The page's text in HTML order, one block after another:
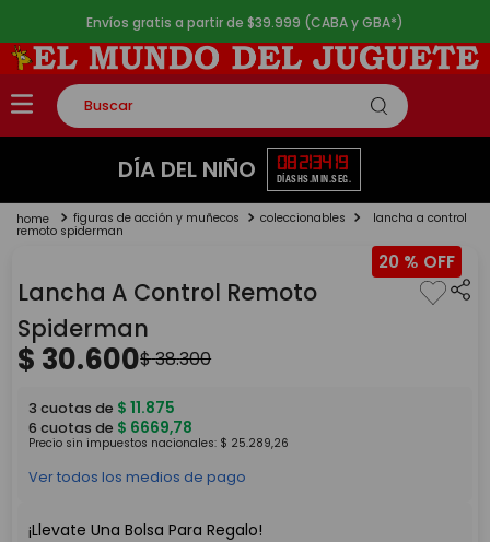
Envíos gratis a partir de $39.999 (CABA y GBA*)
Buscar
TÉRMINOS MÁS BUSCADOS
2.
lego
4.
monopatin
5. toy story
DÍA DEL NIÑO 08
DÍAS
21
HS.
34
MIN.
19
SEG.
figuras de acción y muñecos coleccionables lancha a control
remoto spiderman
20 %
Lancha A Control Remoto
Spiderman
$ 30.600$38.300
3 cuotas de $ 11.875
6 cuotas de $ 6669,78
Precio sin impuestos nacionales: $ 25.289,26
Ver todos los medios de pago
¡Llevate Una Bolsa Para Regalo!